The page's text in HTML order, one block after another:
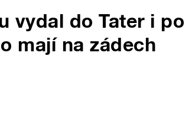
vydal do Tater i po
mají na zádech